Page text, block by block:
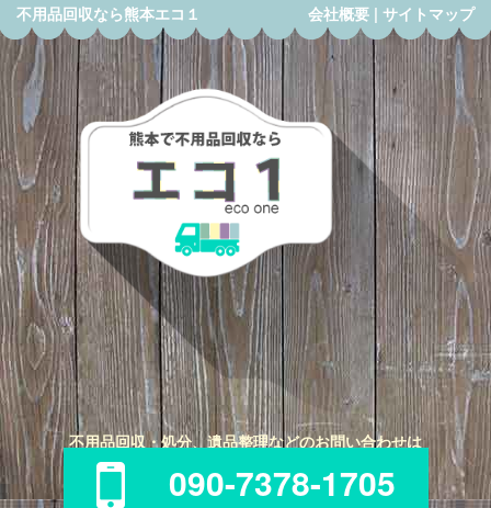
不用品回収なら熊本エコ１ 会社概要| サイトマップ
不用品回収・処分、遺品整理などのお問い合わせは
090-7378-1705